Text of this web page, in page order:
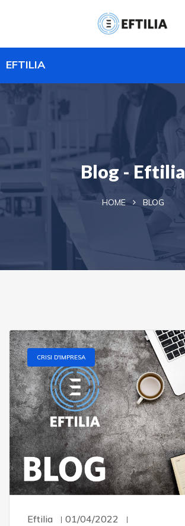
Blog - Eftilia
HOME BLOG
CRISI D'IMPRESA
Eftilia 01/04/2022